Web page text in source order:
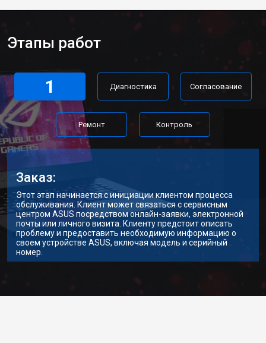
Этапы работ
1 Диагностика Согласование
Ремонт Контроль
Заказ:
Этот этап начинается с инициации клиентом процесса
обслуживания. Клиент может связаться с сервисным
центром ASUS посредством онлайн-заявки, электронной
почты или личного визита. Клиенту предстоит описать
проблему и предоставить необходимую информацию о
своем устройстве ASUS, включая модель и серийный
номер.